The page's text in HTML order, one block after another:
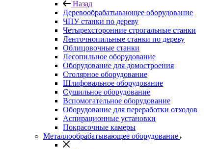
Назад
Деревообрабатывающее оборудование
ЧПУ станки по дереву
Четырехсторонние строгальные станки
Ленточнопильные станки по дереву
Облицовочные станки
Лесопильное оборудование
Оборудование для домостроения
Столярное оборудование
Шлифовальное оборудование
Сушильное оборудование
Вспомогательное оборудование
Оборудование для переработки отходов
Аспирационные установки
Покрасочные камеры
Металлообрабатывающее оборудование